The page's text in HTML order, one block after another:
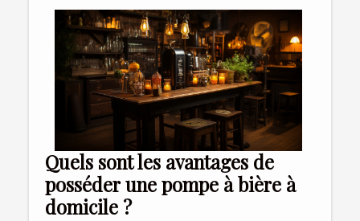
Quels sont les avantages de
posséder une pompe à bière à
domicile ?